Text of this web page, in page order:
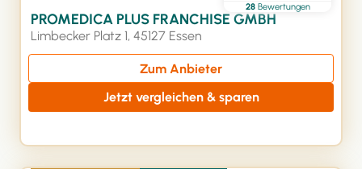
28 Bewertungen
PROMEDICA PLUS FRANCHISE GMBH
Limbecker Platz 1, 45127 Essen
Zum Anbieter
Jetzt vergleichen & sparen